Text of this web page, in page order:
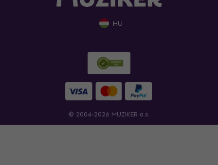
HU
© 2004-2026 MUZIKER a.s.